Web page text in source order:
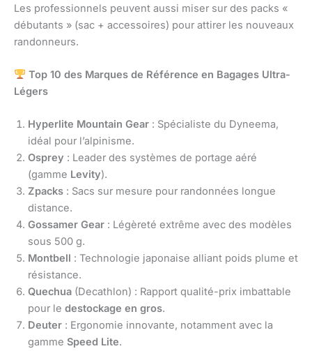
Les professionnels peuvent aussi miser sur des packs «
débutants » (sac + accessoires) pour attirer les nouveaux
randonneurs.
Top 10 des Marques de Référence en Bagages Ultra-
Légers
Hyperlite Mountain Gear : Spécialiste du Dyneema,
idéal pour l’alpinisme.
Osprey : Leader des systèmes de portage aéré
(gamme Levity).
Zpacks : Sacs sur mesure pour randonnées longue
distance.
Gossamer Gear : Légèreté extrême avec des modèles
sous 500 g.
Montbell : Technologie japonaise alliant poids plume et
résistance.
Quechua (Decathlon) : Rapport qualité-prix imbattable
pour le destockage en gros.
Deuter : Ergonomie innovante, notamment avec la
gamme Speed Lite.